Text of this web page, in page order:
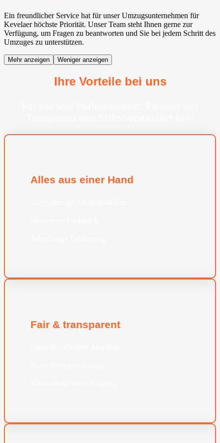
Ein freundlicher Service hat für unser Umzugsunternehmen für
Kevelaer höchste Priorität. Unser Team steht Ihnen gerne zur
Verfügung, um Fragen zu beantworten und Sie bei jedem Schritt des
Umzuges zu unterstützen.
Mehr anzeigen Weniger anzeigen
Ihre Vorteile bei uns
Alles aus einer Hand
Fair & transparent